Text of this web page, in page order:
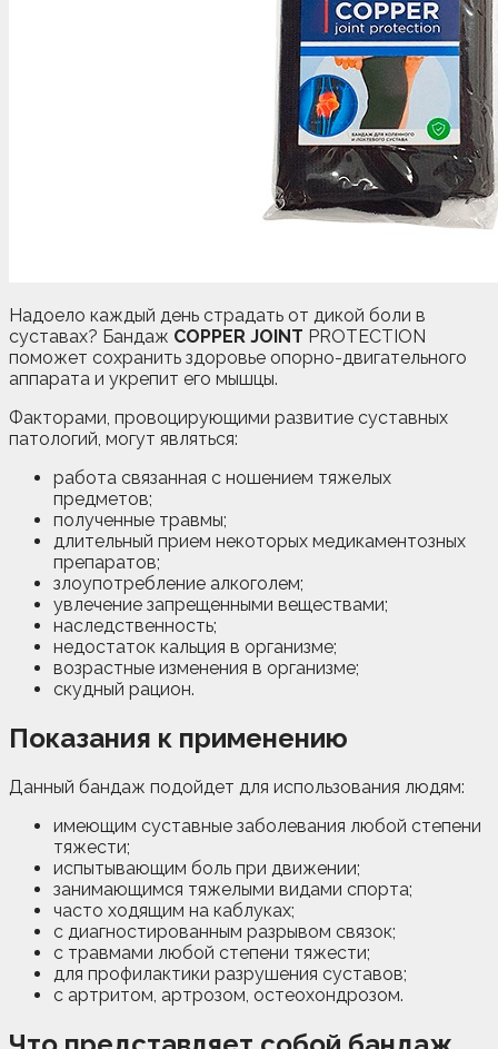
Надоело каждый день страдать от дикой боли в
суставах? Бандаж COPPER JOINT PROTECTION
поможет сохранить здоровье опорно-двигательного
аппарата и укрепит его мышцы.
Факторами, провоцирующими развитие суставных
патологий, могут являться:
работа связанная с ношением тяжелых
предметов;
полученные травмы;
длительный прием некоторых медикаментозных
препаратов;
злоупотребление алкоголем;
увлечение запрещенными веществами;
наследственность;
недостаток кальция в организме;
возрастные изменения в организме;
скудный рацион.
Показания к применению
Данный бандаж подойдет для использования людям:
имеющим суставные заболевания любой степени
тяжести;
испытывающим боль при движении;
занимающимся тяжелыми видами спорта;
часто ходящим на каблуках;
с диагностированным разрывом связок;
с травмами любой степени тяжести;
для профилактики разрушения суставов;
с артритом, артрозом, остеохондрозом.